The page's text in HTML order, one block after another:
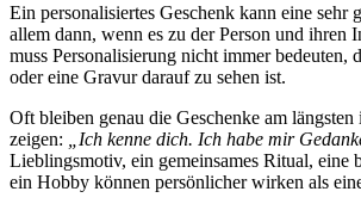
Ein personalisiertes Geschenk kann eine sehr
allem dann, wenn es zu der Person und ihren
muss Personalisierung nicht immer bedeuten,
oder eine Gravur darauf zu sehen ist.
Oft bleiben genau die Geschenke am
zeigen:
„Ich kenne dich. Ich habe mir
Lieblingsmotiv, ein gemeinsames Ritual, eine
ein Hobby können persönlicher wirken als